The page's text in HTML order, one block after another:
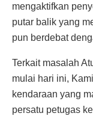
mengaktifkan
putar balik yang
pun berdebat
Terkait masalah
mulai hari ini,
kendaraan yang
persatu petugas